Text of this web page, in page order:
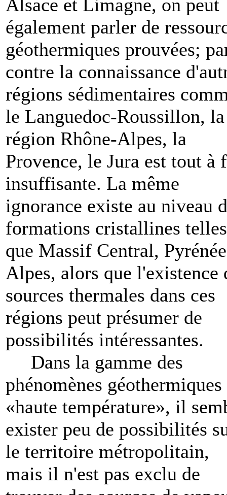
Alsace et Limagne, on peut
également parler de
géothermiques prouvées;
contre la connaissance
régions sédimentaires
le Languedoc-Roussillon, la
région Rhône-Alpes, la
Provence, le Jura est tout à
insuffisante. La même
ignorance existe au niveau
formations cristallines telles
que Massif Central,
Alpes, alors que l'existence
sources thermales dans ces
régions peut présumer de
possibilités intéressantes.
Dans la gamme des
phénomènes géothermiques
«haute température», il
exister peu de possibilités
le territoire métropolitain,
mais il n'est pas exclu de